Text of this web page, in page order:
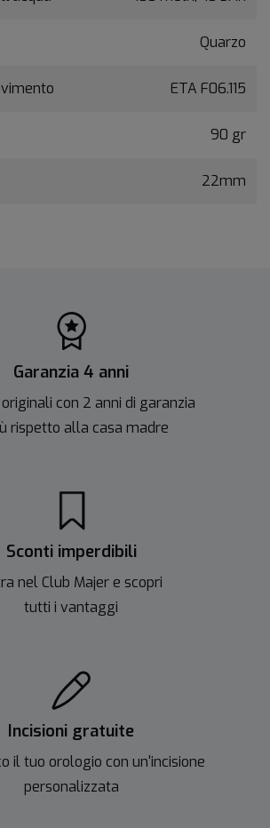
Quarzo
ETA F06.115
90 gr
22mm
Garanzia 4 anni
con 2 anni di garanzia
rispetto alla casa madre
Sconti imperdibili
nel Club Majer e scopri
tutti i vantaggi
Incisioni gratuite
il tuo orologio con un'incisione
personalizzata